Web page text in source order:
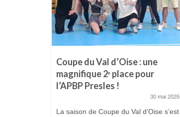
Coupe du Val d’Oise : une
magnifique 2ᵉ place pour
l’APBP Presles !
30 mai 2026
La saison de Coupe du Val d’Oise s’est